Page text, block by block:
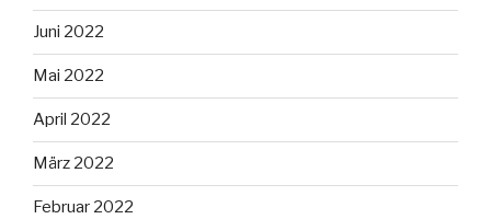
Juni 2022
Mai 2022
April 2022
März 2022
Februar 2022